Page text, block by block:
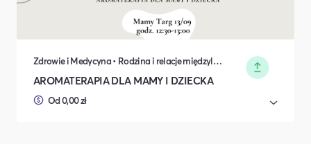
Zdrowie i Medycyna • Rodzina i relacje międzyludzkie
AROMATERAPIA DLA MAMY I DZIECKA
Od 0,00 zł